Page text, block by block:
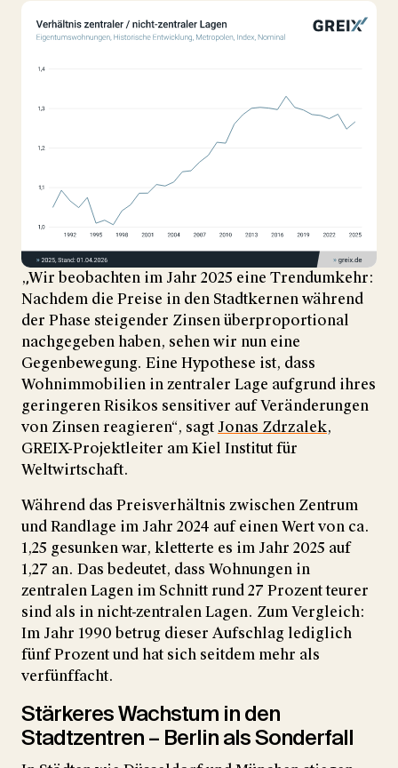
„Wir beobachten im Jahr 2025 eine Trendumkehr:
Nachdem die Preise in den Stadtkernen während
der Phase steigender Zinsen überproportional
nachgegeben haben, sehen wir nun eine
Gegenbewegung. Eine Hypothese ist, dass
Wohnimmobilien in zentraler Lage aufgrund ihres
geringeren Risikos sensitiver auf Veränderungen
von Zinsen reagieren“, sagt Jonas Zdrzalek,
GREIX-Projektleiter am Kiel Institut für
Weltwirtschaft.
Während das Preisverhältnis zwischen Zentrum
und Randlage im Jahr 2024 auf einen Wert von ca.
1,25 gesunken war, kletterte es im Jahr 2025 auf
1,27 an. Das bedeutet, dass Wohnungen in
zentralen Lagen im Schnitt rund 27 Prozent teurer
sind als in nicht-zentralen Lagen. Zum Vergleich:
Im Jahr 1990 betrug dieser Aufschlag lediglich
fünf Prozent und hat sich seitdem mehr als
verfünffacht.
Stärkeres Wachstum in den
Stadtzentren – Berlin als Sonderfall